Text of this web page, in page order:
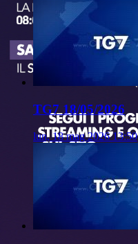
TG7 18/05/2026
lun, 18 mag 2026 13:50